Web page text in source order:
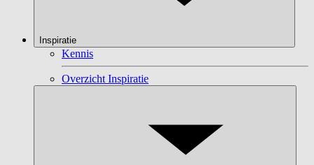
Inspiratie
Kennis
Overzicht Inspiratie